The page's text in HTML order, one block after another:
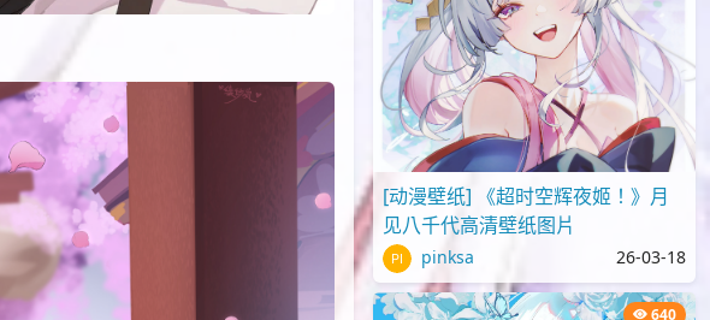
[动漫壁纸] 《超时空辉夜姬！》月
见八千代高清壁纸图片
pinksa 26-03-18
640